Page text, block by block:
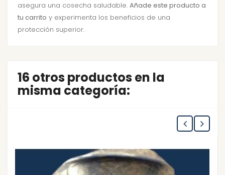
asegura una cosecha saludable. Añade este producto a
tu carrito y experimenta los beneficios de una
protección superior.
16 otros productos en la
misma categoría: